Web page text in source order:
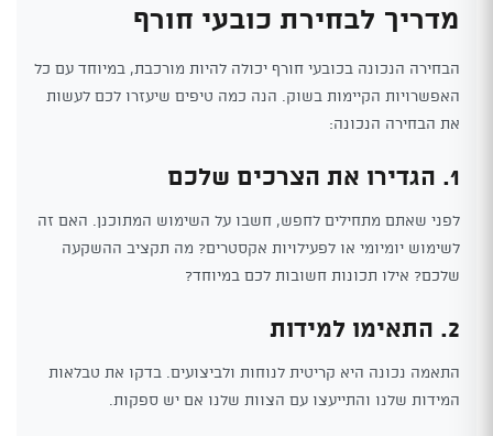
מדריך לבחירת כובעי חורף
הבחירה הנכונה בכובעי חורף יכולה להיות מורכבת, במיוחד עם כל
האפשרויות הקיימות בשוק. הנה כמה טיפים שיעזרו לכם לעשות
את הבחירה הנכונה:
1. הגדירו את הצרכים שלכם
לפני שאתם מתחילים לחפש, חשבו על השימוש המתוכנן. האם זה
לשימוש יומיומי או לפעילויות אקסטרים? מה תקציב ההשקעה
שלכם? אילו תכונות חשובות לכם במיוחד?
2. התאימו למידות
התאמה נכונה היא קריטית לנוחות ולביצועים. בדקו את טבלאות
המידות שלנו והתייעצו עם הצוות שלנו אם יש ספקות.